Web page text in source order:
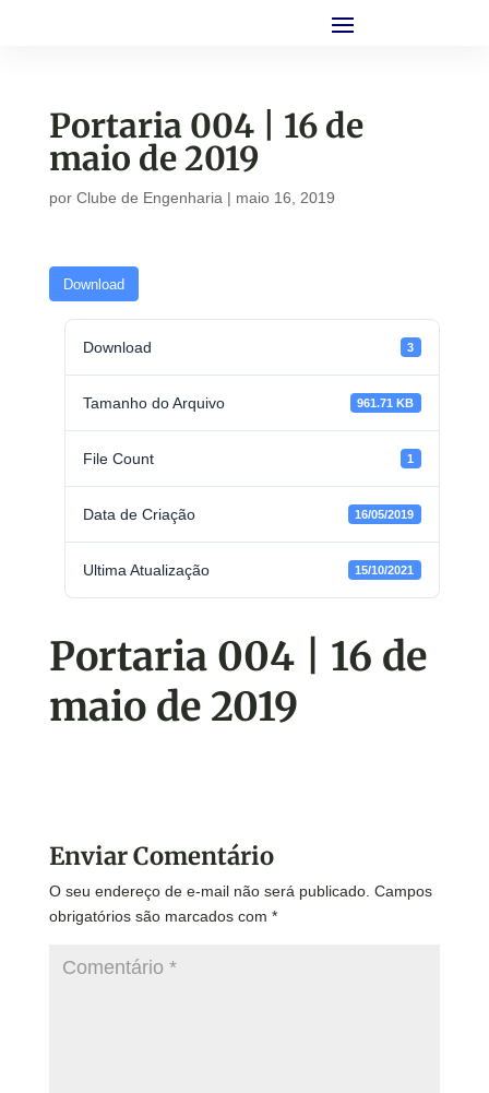
Portaria 004 | 16 de
maio de 2019
por Clube de Engenharia | maio 16, 2019
Download
Download 3
Tamanho do Arquivo 961.71 KB
File Count 1
Data de Criação 16/05/2019
Ultima Atualização 15/10/2021
Portaria 004 | 16 de
maio de 2019
Enviar Comentário
O seu endereço de e-mail não será publicado. Campos
obrigatórios são marcados com *